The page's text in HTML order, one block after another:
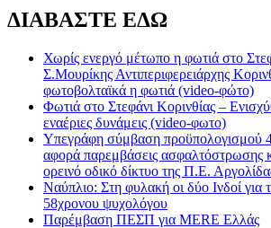
ΔΙΑΒΑΣΤΕ ΕΔΩ
Χωρίς ενεργό μέτωπο η φωτιά στο
Σ.Μουρίκης Αντιπεριφερειάρχης
φωτοβολταϊκά η φωτιά (video-φώτο)
Φωτιά στο Στεφάνι Κορινθίας –
εναέριες δυνάμεις (video-φωτο)
Υπεγράφη σύμβαση προϋπολογισμού
αφορά παρεμβάσεις ασφαλτόστρωσης
ορεινό οδικό δίκτυο της Π.Ε.
Ναύπλιο: Στη φυλακή οι δύο Ινδοί για
58χρονου ψυχολόγου
Παρέμβαση ΠΕΣΠ για MERE Ελλάς